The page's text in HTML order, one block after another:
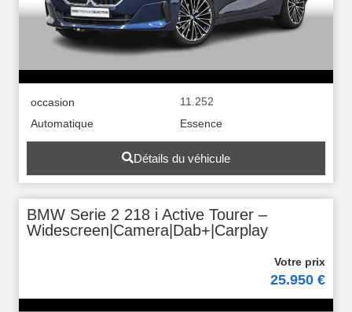
occasion
11.252
Automatique
Essence
Détails du véhicule
BMW Serie 2 218 i Active Tourer –
Widescreen|Camera|Dab+|Carplay
25.950 €